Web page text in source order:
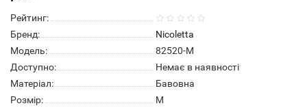
Рейтинг:
Бренд:
Nicoletta
Модель:
82520-M
Доступно:
Немає в наявності
Матеріал:
Бавовна
Розмір:
M